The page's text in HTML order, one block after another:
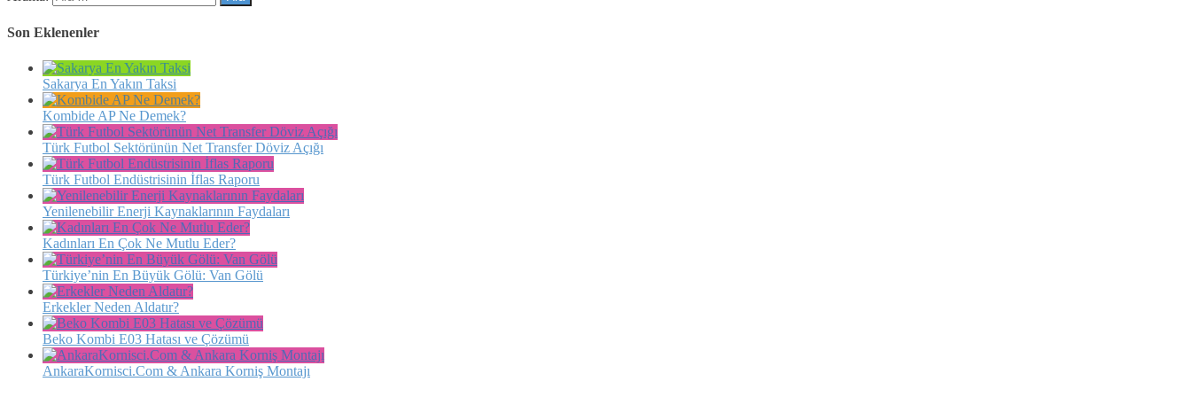
Son Eklenenler
Sakarya En Yakın Taksi
Kombide AP Ne Demek?
Türk Futbol Sektörünün Net Transfer Döviz Açığı
Türk Futbol Endüstrisinin İflas Raporu
Yenilenebilir Enerji Kaynaklarının Faydaları
Kadınları En Çok Ne Mutlu Eder?
Türkiye’nin En Büyük Gölü: Van Gölü
Erkekler Neden Aldatır?
Beko Kombi E03 Hatası ve Çözümü
AnkaraKornisci.Com & Ankara Korniş Montajı